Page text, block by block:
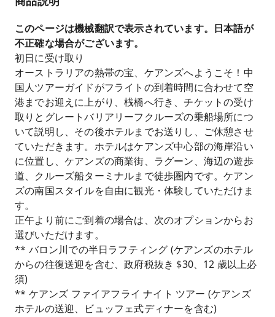
ケジュールで、いつでもトロピカルアドベンチャ
ーに出発できます。フレンドリーで親切なガイド
が常駐する中国語対応のツアーで、スムーズなコ
ミュニケーションと安心の体験をお約束します。
20 年にわたるブランド開発の歴史を持つ「New
World Holidays」は、自社所有の車両とプロの
ツアーガイドの二重の保証を提供し、信頼できる
品質を保証します。
ホテル、アトラクション、空港送迎が含まれた、
贅沢なバス旅行体験、価値の高いツアー、心配い
らず、楽々！
このページは機械翻訳で表示されています。日本語が
不正確な場合がございます。
初日に受け取り
オーストラリアの熱帯の宝、ケアンズへようこそ！中
国人ツアーガイドがフライトの到着時間に合わせて空
港までお迎えに上がり、桟橋へ行き、チケットの受け
取りとグレートバリアリーフクルーズの乗船場所につ
いて説明し、その後ホテルまでお送りし、ご休憩させ
ていただきます。ホテルはケアンズ中心部の海岸沿い
に位置し、ケアンズの商業街、ラグーン、海辺の遊歩
道、クルーズ船ターミナルまで徒歩圏内です。ケアン
ズの南国スタイルを自由に観光・体験していただけま
す。
正午より前にご到着の場合は、次のオプションからお
選びいただけます。
** バロン川での半日ラフティング (ケアンズのホテル
からの往復送迎を含む、政府税抜き $30、12 歳以上必
須)
** ケアンズ ファイアフライ ナイト ツアー (ケアンズ
ホテルの送迎、ビュッフェ式ディナーを含む)